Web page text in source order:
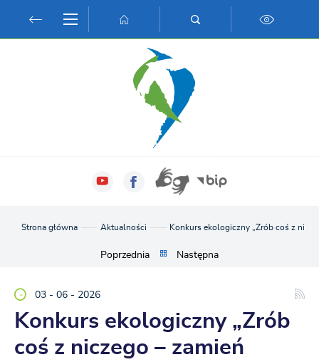
Przejdź do wyszukiwarki.
Przejdź do ustawień wielkości czcionki.
Włącz wersję kontrastową strony.
Strona główna Aktualności Konkurs ekologiczny „Zrób coś z
Poprzednia Następna
03 - 06 - 2026
Konkurs ekologiczny „Zrób
coś z niczego – zamień